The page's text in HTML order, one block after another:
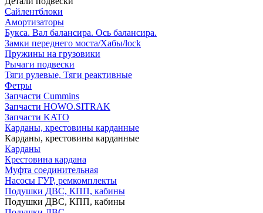
Cайлентблоки
Амортизаторы
Букса. Вал балансира. Ось балансира.
Замки переднего моста/Хабы/lock
Пружины на грузовики
Рычаги подвески
Тяги рулевые, Тяги реактивные
Фетры
Запчасти Cummins
Запчасти HOWO.SITRAK
Запчасти KATO
Карданы, крестовины карданные
Карданы, крестовины карданные
Карданы
Крестовина кардана
Муфта соединительная
Насосы ГУР, ремкомплекты
Подушки ДВС, КПП, кабины
Подушки ДВС, КПП, кабины